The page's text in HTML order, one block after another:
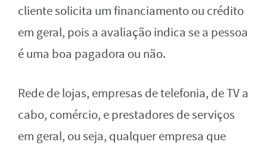
cliente solicita um financiamento ou crédito
em geral, pois a avaliação indica se a pessoa
é uma boa pagadora ou não.
Rede de lojas, empresas de telefonia, de TV a
cabo, comércio, e prestadores de serviços
em geral, ou seja, qualquer empresa que